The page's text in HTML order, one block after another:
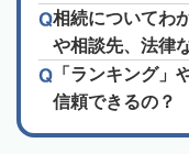
相続についてわ
や相談先、法律
「ランキング」
信頼できるの？